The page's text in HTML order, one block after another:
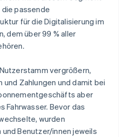
passende
für die Digitalisierung im
dem über 99 % aller
vergrößern,
Zahlungen und damit bei
aber
Fahrwasser. Bevor das
wurden
und Benutzer/innen jeweils